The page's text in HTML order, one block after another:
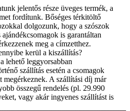
jelentős része üveges termék, a
fordítunk. Bőséges térkitöltő
dolgozunk, hogy a szószok
is garantáltan
meg a címzetthez.
kerül a kiszállítás?
lehető leggyorsabban
szállítás esetén a csomagok
megérkeznek. A szállítási díj már
összegű rendelés (pl. 29.990
vagy akár ingyenes szállítást is